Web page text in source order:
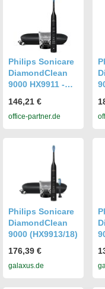
Philips Sonicare
DiamondClean
9000 HX9911 -
Schwarz
146,21 €
office-partner.de
2
Philips Sonicare
DiamondClean
9000 (HX9913/18)
176,39 €
galaxus.de